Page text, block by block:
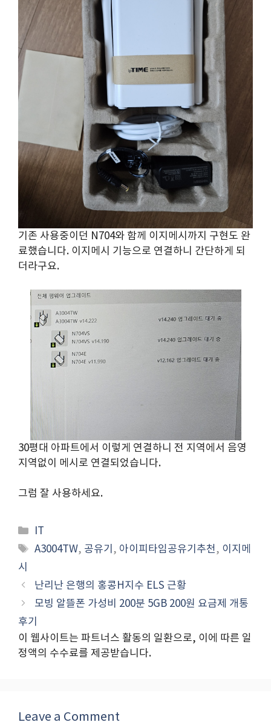
기존 사용중이던 N704와 함께 이지메시까지 구현도 완
료했습니다. 이지메시 기능으로 연결하니 간단하게 되
더라구요.
30평대 아파트에서 이렇게 연결하니 전 지역에서 음영
지역없이 메시로 연결되었습니다.
그럼 잘 사용하세요.
Categories
IT
Tags
A3004TW, 공유기 , 아이피타임공유기추천, 이지메
시
난리난 은행의 홍콩H지수 ELS 근황
모빙 알뜰폰 가성비 200분 5GB 200원 요금제 개통
후기
이 웹사이트는 파트너스 활동의 일환으로, 이에 따른 일
정액의 수수료를 제공받습니다.
Leave a Comment